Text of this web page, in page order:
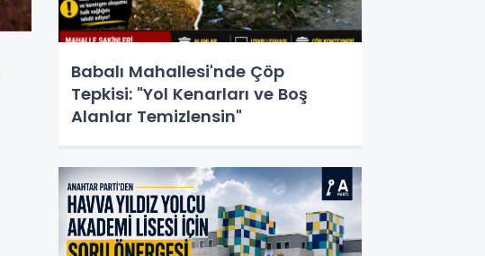
Babalı Mahallesi'nde Çöp
Tepkisi: "Yol Kenarları ve Boş
Alanlar Temizlensin"